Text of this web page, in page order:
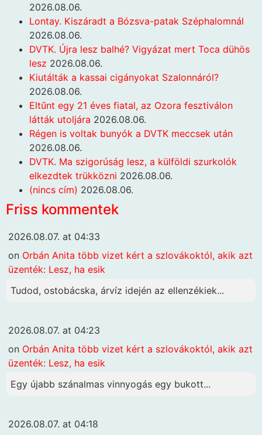
2026.08.06.
Lontay. Kiszáradt a Bózsva-patak Széphalomnál
2026.08.06.
DVTK. Újra lesz balhé? Vigyázat mert Toca dühös
lesz 2026.08.06.
Kiutálták a kassai cigányokat Szalonnáról?
2026.08.06.
Eltűnt egy 21 éves fiatal, az Ozora fesztiválon
látták utoljára 2026.08.06.
Régen is voltak bunyók a DVTK meccsek után
2026.08.06.
DVTK. Ma szigorúság lesz, a külföldi szurkolók
elkezdtek trükközni 2026.08.06.
(nincs cím) 2026.08.06.
Friss kommentek
2026.08.07. at 04:33
on Orbán Anita több vizet kért a szlovákoktól, akik azt
üzenték: Lesz, ha esik
Tudod, ostobácska, árvíz idején az ellenzékiek...
2026.08.07. at 04:23
on Orbán Anita több vizet kért a szlovákoktól, akik azt
üzenték: Lesz, ha esik
Egy újabb szánalmas vinnyogás egy bukott...
2026.08.07. at 04:18